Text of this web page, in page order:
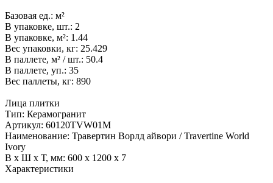
Базовая ед.: м²
В упаковке, шт.: 2
В упаковке, м²: 1.44
Вес упаковки, кг: 25.429
В паллете, м² / шт.: 50.4
В паллете, уп.: 35
Вес паллеты, кг: 890
Лица плитки
Тип: Керамогранит
Артикул: 60120TVW01M
Наименование: Травертин Ворлд айвори / Travertine World
Ivory
В x Ш x Т, мм: 600 x 1200 x 7
Характеристики